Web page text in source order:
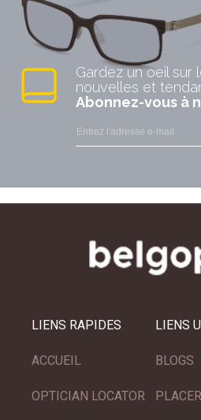
Gardez un oeil sur
nouvelles et
Abonnez-vous à
LIENS RAPIDES
ACCUEIL
OPTICIAN LOCATOR
LIENS
BLOGS